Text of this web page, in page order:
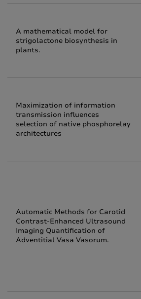
A mathematical model for
strigolactone biosynthesis in
plants.
Maximization of information
transmission influences
selection of native phosphorelay
architectures
Automatic Methods for Carotid
Contrast-Enhanced Ultrasound
Imaging Quantification of
Adventitial Vasa Vasorum.